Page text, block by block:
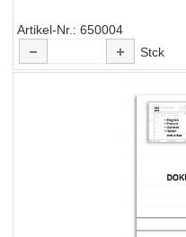
Artikel-Nr.
650004
Stck